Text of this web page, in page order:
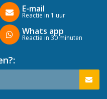
E-mail
Reactie in 1 uur
Whats app
Reactie in 30 minuten